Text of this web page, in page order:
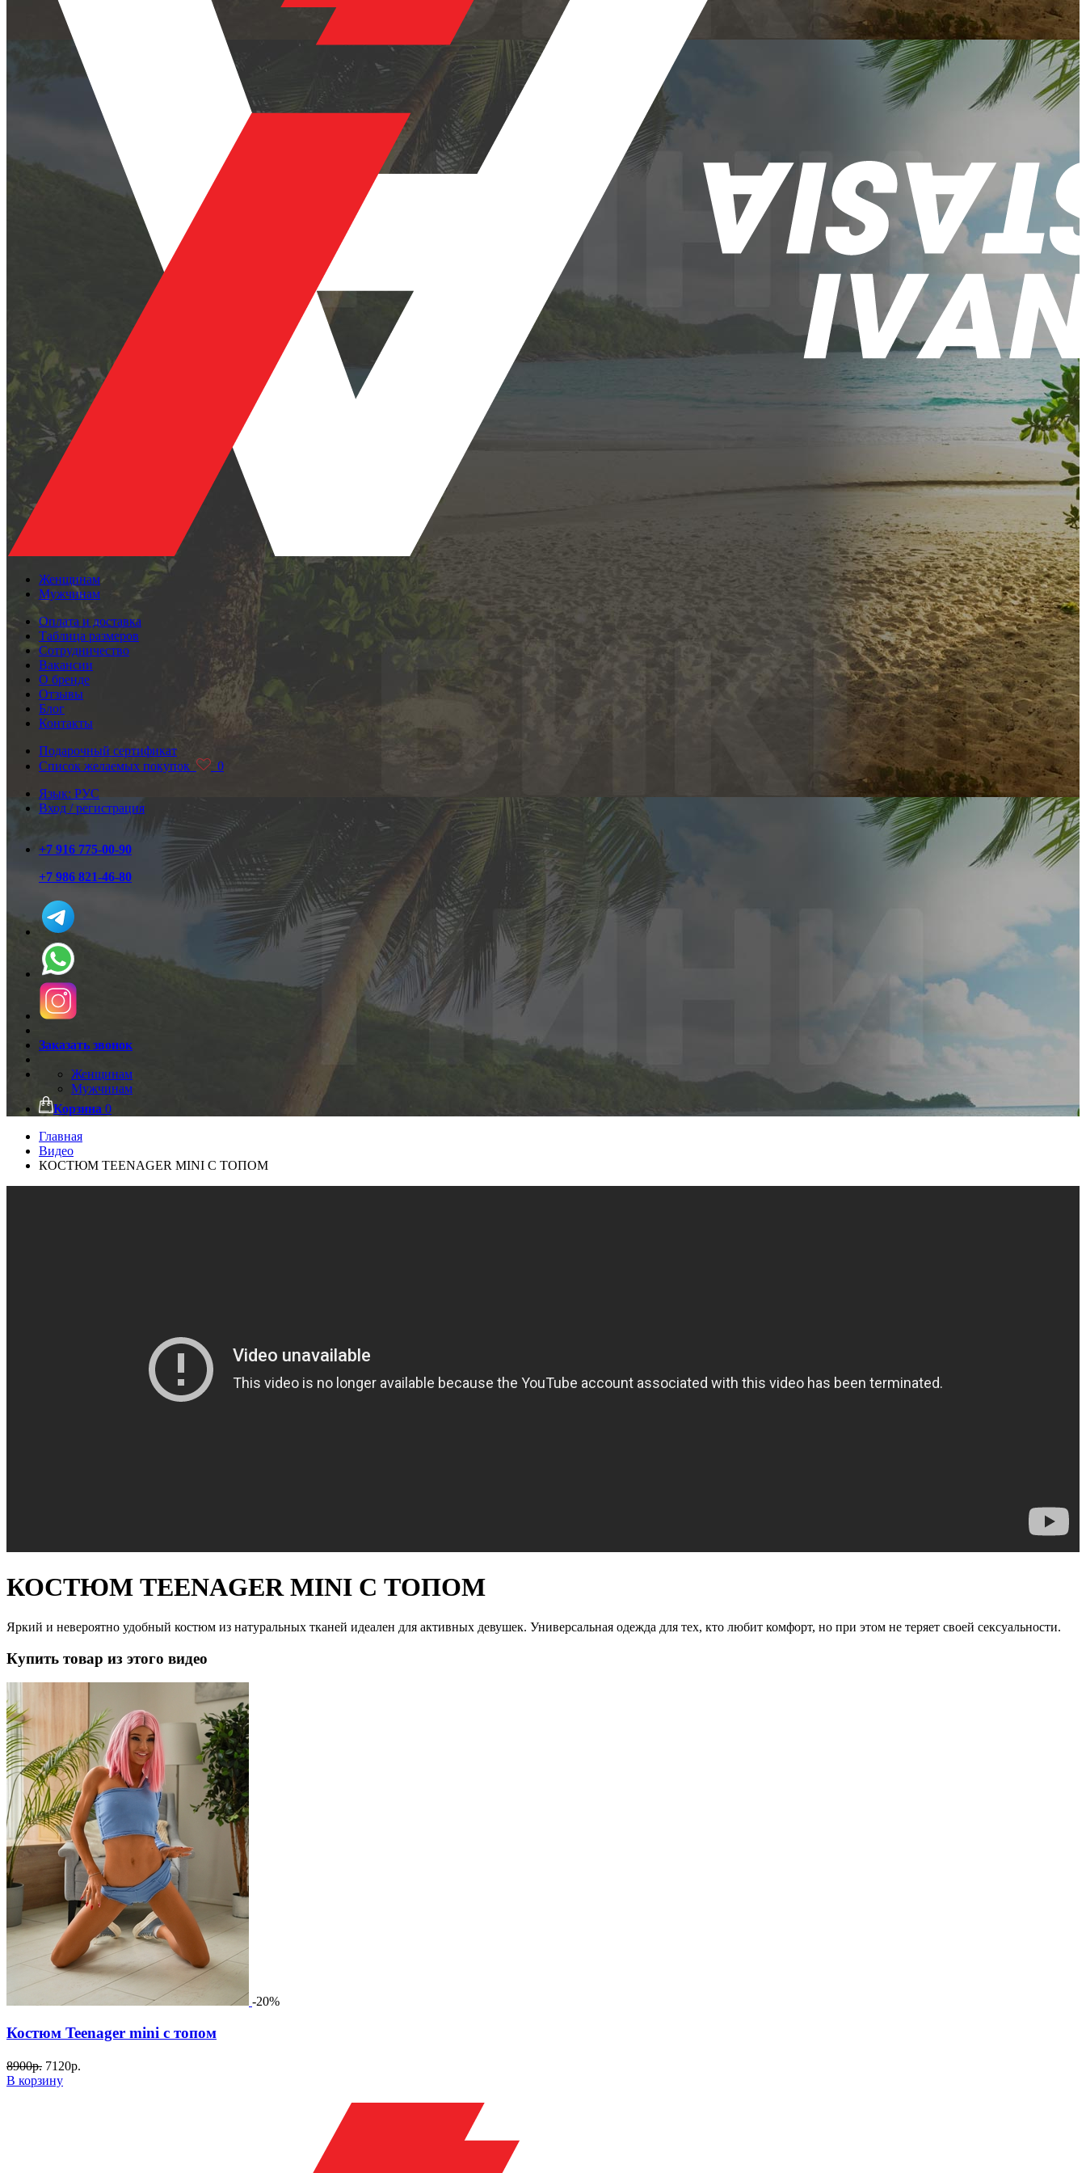
Женщинам
Мужчинам
Оплата и доставка
Таблица размеров
Сотрудничество
Вакансии
О бренде
Отзывы
Блог
Контакты
Подарочный сертификат
Список желаемых покупок
0
Язык: РУС
Вход / регистрация
+7 916 775-00-90
+7 986 821-46-80
Заказать звонок
Женщинам
Мужчинам
Корзина 0
Главная
Видео
КОСТЮМ TEENAGER MINI С ТОПОМ
КОСТЮМ TEENAGER MINI С ТОПОМ
Яркий и невероятно удобный костюм из натуральных тканей идеален для активных девушек. Универсальная одежда для тех, кто любит комфорт, но при этом не теряет своей сексуальности.
Купить товар из этого видео
-20%
Костюм Teenager mini с топом
8900р. 7120р.
В корзину